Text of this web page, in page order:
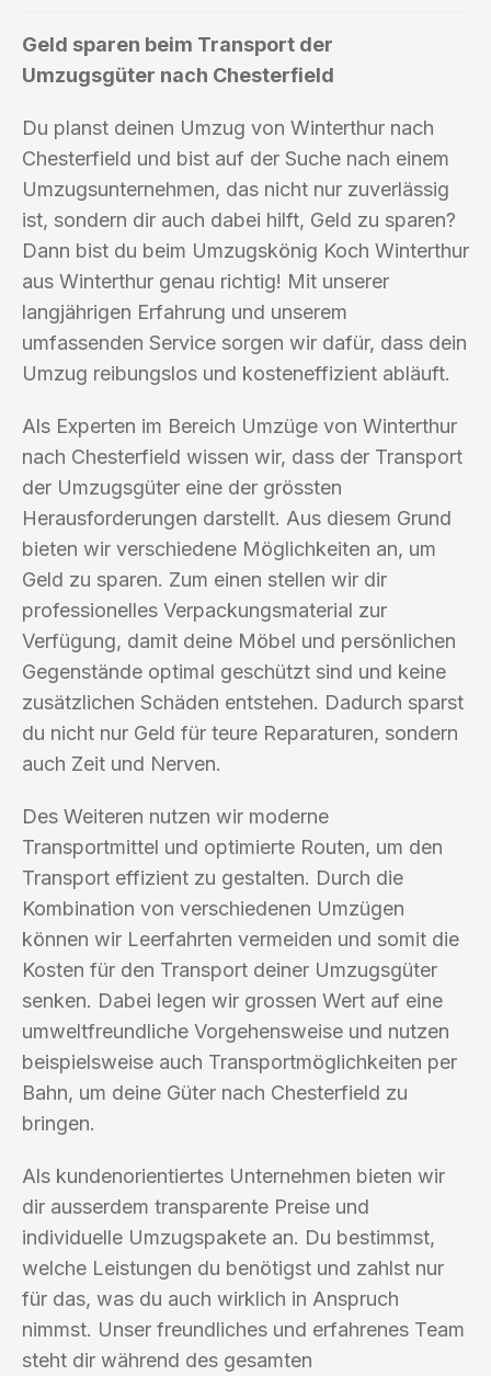
Geld sparen beim Transport der
Umzugsgüter nach Chesterfield
Du planst deinen Umzug von Winterthur nach
Chesterfield und bist auf der Suche nach einem
Umzugsunternehmen, das nicht nur zuverlässig
ist, sondern dir auch dabei hilft, Geld zu sparen?
Dann bist du beim Umzugskönig Koch Winterthur
aus Winterthur genau richtig! Mit unserer
langjährigen Erfahrung und unserem
umfassenden Service sorgen wir dafür, dass dein
Umzug reibungslos und kosteneffizient abläuft.
Als Experten im Bereich Umzüge von Winterthur
nach Chesterfield wissen wir, dass der Transport
der Umzugsgüter eine der grössten
Herausforderungen darstellt. Aus diesem Grund
bieten wir verschiedene Möglichkeiten an, um
Geld zu sparen. Zum einen stellen wir dir
professionelles Verpackungsmaterial zur
Verfügung, damit deine Möbel und persönlichen
Gegenstände optimal geschützt sind und keine
zusätzlichen Schäden entstehen. Dadurch sparst
du nicht nur Geld für teure Reparaturen, sondern
auch Zeit und Nerven.
Des Weiteren nutzen wir moderne
Transportmittel und optimierte Routen, um den
Transport effizient zu gestalten. Durch die
Kombination von verschiedenen Umzügen
können wir Leerfahrten vermeiden und somit die
Kosten für den Transport deiner Umzugsgüter
senken. Dabei legen wir grossen Wert auf eine
umweltfreundliche Vorgehensweise und nutzen
beispielsweise auch Transportmöglichkeiten per
Bahn, um deine Güter nach Chesterfield zu
bringen.
Als kundenorientiertes Unternehmen bieten wir
dir ausserdem transparente Preise und
individuelle Umzugspakete an. Du bestimmst,
welche Leistungen du benötigst und zahlst nur
für das, was du auch wirklich in Anspruch
nimmst. Unser freundliches und erfahrenes Team
steht dir während des gesamten